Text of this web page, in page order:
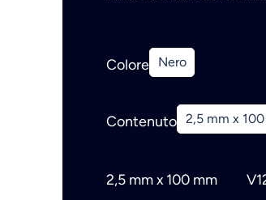
Colore Nero
Contenuto 2,5 mm x
2,5 mm x 100 mm